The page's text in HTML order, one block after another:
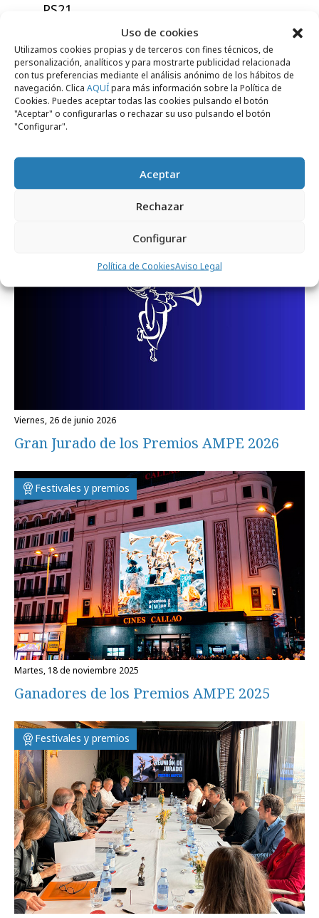
Uso de cookies
Utilizamos cookies propias y de terceros con fines técnicos, de
personalización, analíticos y para mostrarte publicidad relacionada
con tus preferencias mediante el análisis anónimo de los hábitos de
navegación. Clica AQUÍpara más información sobre la Política de
Cookies. Puedes aceptar todas las cookies pulsando el botón
"Aceptar" o configurarlas o rechazar su uso pulsando el botón
"Configurar".
Aceptar
Rechazar
Configurar
Política de CookiesAviso Legal
PS21.
Comparte
Noticias Relacionadas
viernes, 26 de junio 2026
Gran Jurado de los Premios AMPE 2026
Festivales y premios
martes, 18 de noviembre 2025
Ganadores de los Premios AMPE 2025
Festivales y premios